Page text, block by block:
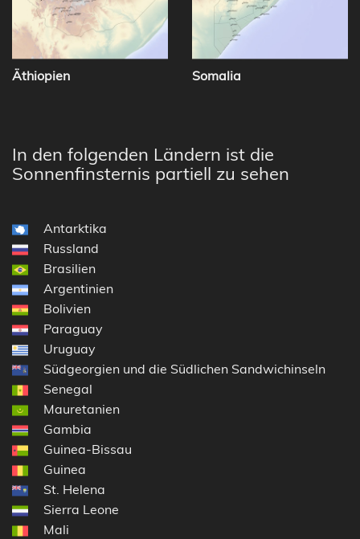
Äthiopien Somalia
In den folgenden Ländern ist die
Sonnenfinsternis partiell zu sehen
Antarktika
Russland
Brasilien
Argentinien
Bolivien
Paraguay
Uruguay
Südgeorgien und die Südlichen Sandwichinseln
Senegal
Mauretanien
Gambia
Guinea-Bissau
Guinea
St. Helena
Sierra Leone
Mali